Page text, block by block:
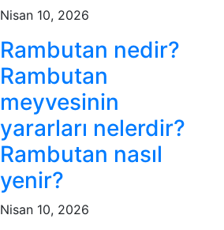
Nisan 10, 2026
Rambutan nedir?
Rambutan
meyvesinin
yararları nelerdir?
Rambutan nasıl
yenir?
Nisan 10, 2026